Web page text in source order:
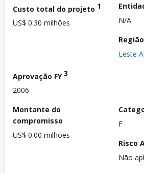
Custo total do projeto 1
US$ 0.30 milhões
N/A
Região
Leste
Aprovação FY3
2006
Montante do
compromisso
US$ 0.00 milhões
F
Risco
Não